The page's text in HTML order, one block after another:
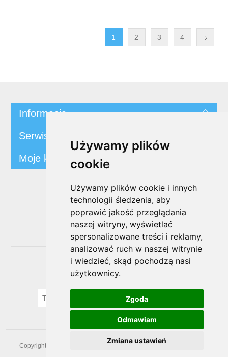
Używamy plików
cookie
Używamy plików cookie i innych
technologii śledzenia, aby
poprawić jakość przeglądania
naszej witryny, wyświetlać
spersonalizowane treści i reklamy,
analizować ruch w naszej witrynie
i wiedzieć, skąd pochodzą nasi
użytkownicy.
Zgoda
Odmawiam
Zmiana ustawień
1 2 3 4
Informacja
Serwis klienta
Moje konto
Śledź nas
Biuletyn
SUBSKRYBUJ
Copyright © 2026 prezentowaprzystan. Wszelkie prawa zastrzeżone.